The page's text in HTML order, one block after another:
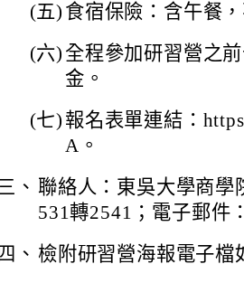
(五) 食宿保險：含午餐
(六) 全程參加研習營之
金。
(七) 報名表單連結：
A。
、 聯絡人：東吳大學商學
531轉2541；電子郵件
四、 檢附研習營海報電子檔